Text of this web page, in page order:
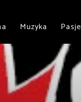
Muzyka Pasje